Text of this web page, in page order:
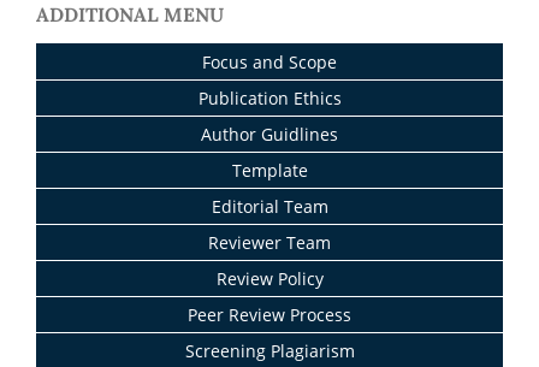
ADDITIONAL MENU
Focus and Scope
Publication Ethics
Author Guidlines
Template
Editorial Team
Reviewer Team
Review Policy
Peer Review Process
Screening Plagiarism